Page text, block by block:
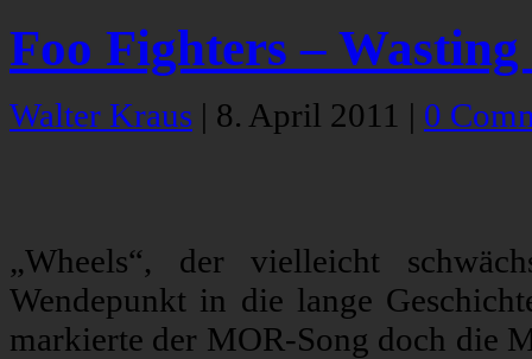
Foo Fighters –
Walter Kraus | 8. April 2011 | 0
„Wheels“, der vielleicht
Wendepunkt in die lange
markierte der MOR-Song doch die